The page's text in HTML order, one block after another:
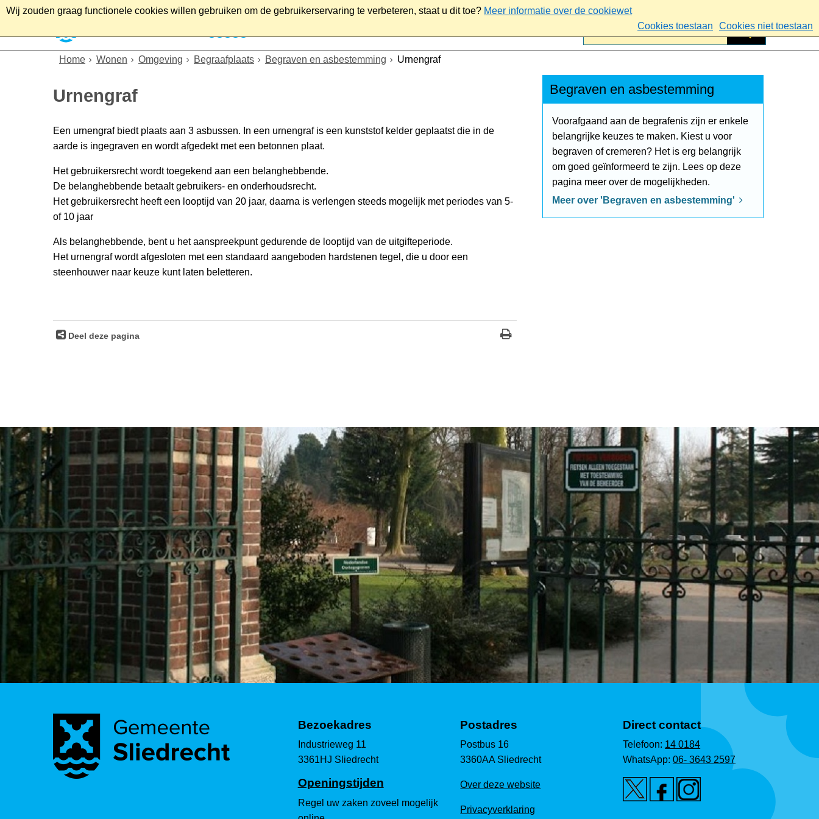
Wij zouden graag functionele cookies willen gebruiken om de gebruikerservaring te verbeteren, staat u dit toe? Meer informatie over de cookiewet
Cookies toestaan
Cookies niet toestaan
Home Wonen Omgeving Begraafplaats Begraven en asbestemming Urnengraf
Urnengraf
Een urnengraf biedt plaats aan 3 asbussen. In een urnengraf is een kunststof kelder geplaatst die in de
aarde is ingegraven en wordt afgedekt met een betonnen plaat.
Het gebruikersrecht wordt toegekend aan een belanghebbende.
De belanghebbende betaalt gebruikers- en onderhoudsrecht.
Het gebruikersrecht heeft een looptijd van 20 jaar, daarna is verlengen steeds mogelijk met periodes van 5-
of 10 jaar
Als belanghebbende, bent u het aanspreekpunt gedurende de looptijd van de uitgifteperiode.
Het urnengraf wordt afgesloten met een standaard aangeboden hardstenen tegel, die u door een
steenhouwer naar keuze kunt laten beletteren.
Deel deze pagina
Begraven en asbestemming
Voorafgaand aan de begrafenis zijn er enkele
belangrijke keuzes te maken. Kiest u voor
begraven of cremeren? Het is erg belangrijk
om goed geïnformeerd te zijn. Lees op deze
pagina meer over de mogelijkheden.
Meer over 'Begraven en asbestemming'
Bezoekadres
Industrieweg 11
3361HJ Sliedrecht
Openingstijden
Regel uw zaken zoveel mogelijk
Postadres
Postbus 16
3360AA Sliedrecht
Over deze website
Privacyverklaring
Direct contact
Telefoon: 14 0184
WhatsApp:06- 3643 2597